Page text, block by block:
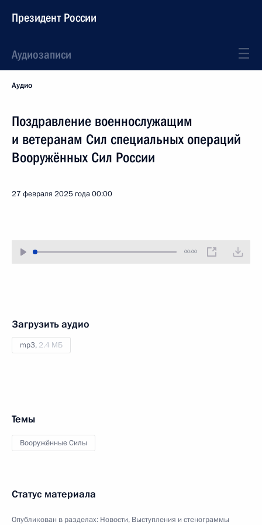
Президент России
Аудиозаписи
Аудио
Поздравление военнослужащим
и ветеранам Сил специальных операций
Вооружённых Сил России
27 февраля 2025 года00:00
00:00
Загрузить аудио
mp3, 2.4 МБ
Темы
Вооружённые Силы
Статус материала
Опубликован в разделах: Новости, Выступления и стенограммы